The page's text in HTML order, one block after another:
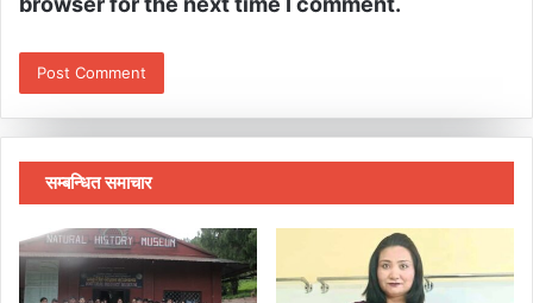
सम्बन्धित समाचार